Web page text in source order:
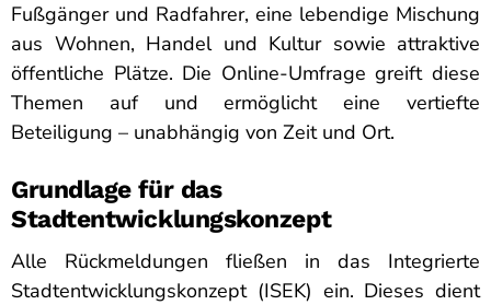
Fußgänger und Radfahrer, eine lebendige Mischung
aus Wohnen, Handel und Kultur sowie attraktive
öffentliche Plätze. Die Online-Umfrage greift diese
Themen auf und ermöglicht eine vertiefte
Beteiligung – unabhängig von Zeit und Ort.
Grundlage für das
Stadtentwicklungskonzept
Alle Rückmeldungen fließen in das Integrierte
Stadtentwicklungskonzept (ISEK) ein. Dieses dient